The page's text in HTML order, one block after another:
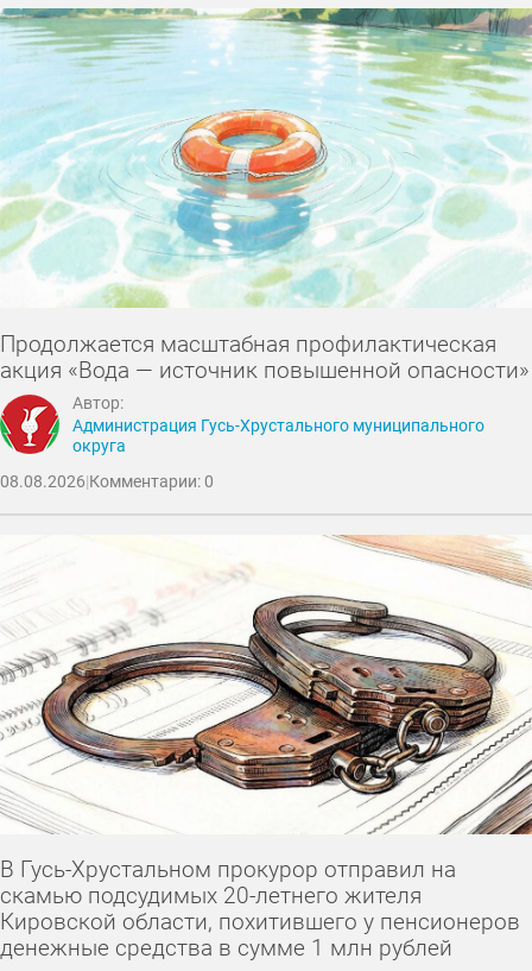
Продолжается масштабная профилактическая
акция «Вода — источник повышенной опасности»
Автор:
Администрация Гусь-Хрустального муниципального
округа
08.08.2026|Комментарии: 0
В Гусь-Хрустальном прокурор отправил на
скамью подсудимых 20-летнего жителя
Кировской области, похитившего у пенсионеров
денежные средства в сумме 1 млн рублей